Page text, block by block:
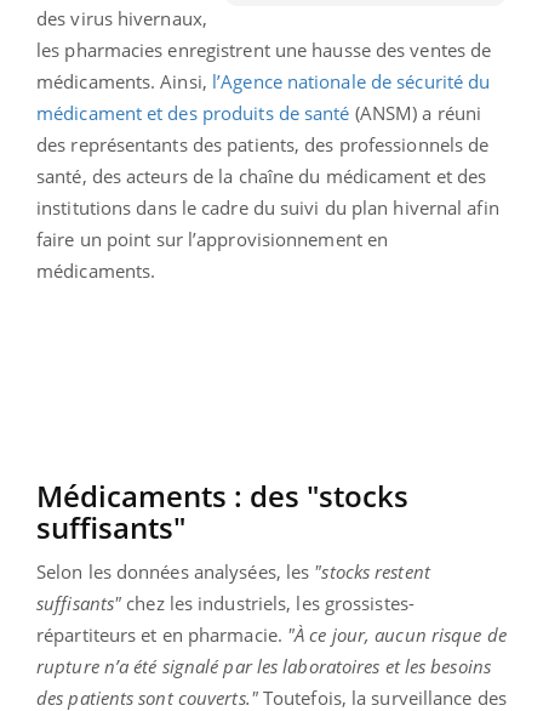
des virus hivernaux,
les pharmacies enregistrent une hausse des ventes de
médicaments. Ainsi, l’Agence nationale de sécurité du
médicament et des produits de santé (ANSM) a réuni
des représentants des patients, des professionnels de
santé, des acteurs de la chaîne du médicament et des
institutions dans le cadre du suivi du plan hivernal afin
faire un point sur l’approvisionnement en
médicaments.
Médicaments : des "stocks
suffisants"
Selon les données analysées, les "stocks restent
suffisants" chez les industriels, les grossistes-
répartiteurs et en pharmacie. "À ce jour, aucun risque de
rupture n’a été signalé par les laboratoires et les besoins
des patients sont couverts."Toutefois, la surveillance des